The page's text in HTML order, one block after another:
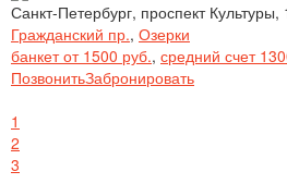
Санкт-Петербург, проспект Культуры,
Гражданский пр., Озерки
банкет от 1500 руб., средний счет
ПозвонитьЗабронировать
1
2
3